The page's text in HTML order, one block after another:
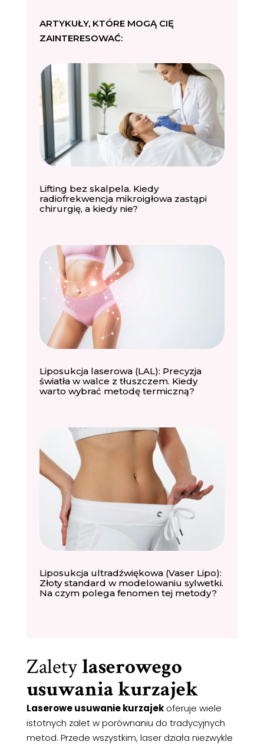
ARTYKUŁY, KTÓRE MOGĄ CIĘ
ZAINTERESOWAĆ:
Lifting bez skalpela. Kiedy
radiofrekwencja mikroigłowa zastąpi
chirurgię, a kiedy nie?
Liposukcja laserowa (LAL): Precyzja
światła w walce z tłuszczem. Kiedy
warto wybrać metodę termiczną?
Liposukcja ultradźwiękowa (Vaser Lipo):
Złoty standard w modelowaniu sylwetki.
Na czym polega fenomen tej metody?
Zaletylaserowego
usuwania kurzajek
Laserowe usuwanie kurzajekoferuje wiele
istotnych zalet w porównaniu do tradycyjnych
metod. Przede wszystkim, laser działa niezwykle